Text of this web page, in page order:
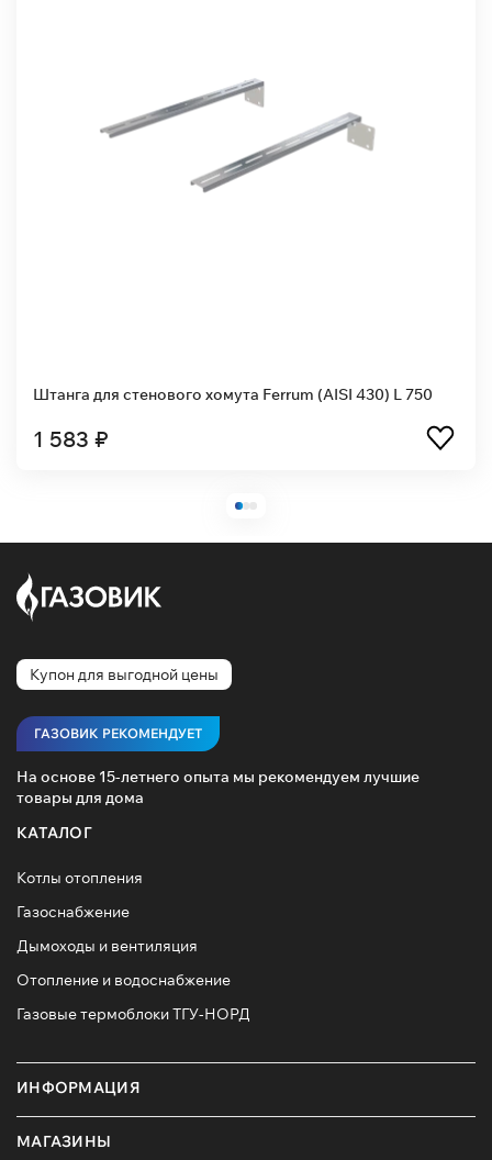
Штанга для стенового хомута Ferrum (AISI 430) L 750
1 583 ₽
Купон для выгодной цены
ГАЗОВИК РЕКОМЕНДУЕТ
На основе 15-летнего опыта мы рекомендуем лучшие
товары для дома
КАТАЛОГ
Котлы отопления
Газоснабжение
Дымоходы и вентиляция
Отопление и водоснабжение
Газовые термоблоки ТГУ-НОРД
ИНФОРМАЦИЯ
МАГАЗИНЫ